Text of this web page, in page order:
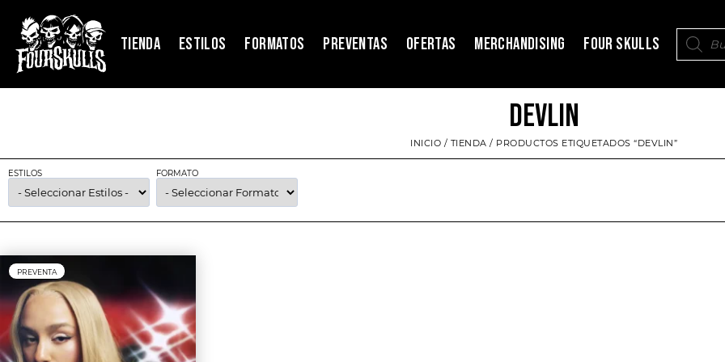
TIENDA ESTILOS FORMATOS PREVENTAS OFERTAS MERCHANDISING FOUR SKULLS
DEVLIN
INICIO / TIENDA / PRODUCTOS ETIQUETADOS “DEVLIN”
ESTILOS FORMATO
PREVENTA